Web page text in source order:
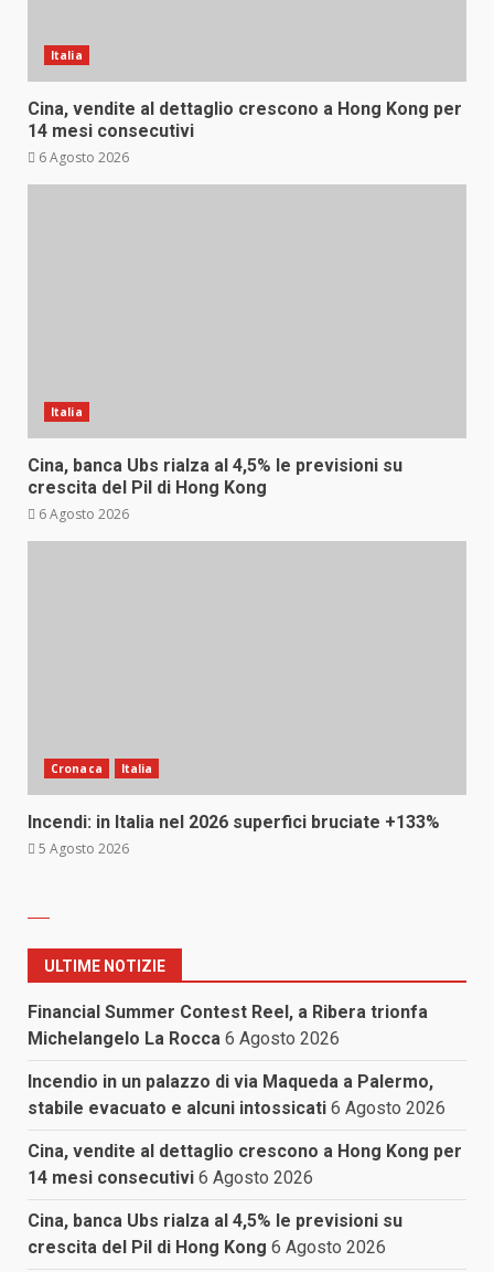
Italia
Cina, vendite al dettaglio crescono a Hong Kong per
14 mesi consecutivi
6 Agosto 2026
Italia
Cina, banca Ubs rialza al 4,5% le previsioni su
crescita del Pil di Hong Kong
6 Agosto 2026
Cronaca Italia
Incendi: in Italia nel 2026 superfici bruciate +133%
5 Agosto 2026
ULTIME NOTIZIE
Financial Summer Contest Reel, a Ribera trionfa
Michelangelo La Rocca 6 Agosto 2026
Incendio in un palazzo di via Maqueda a Palermo,
stabile evacuato e alcuni intossicati 6 Agosto 2026
Cina, vendite al dettaglio crescono a Hong Kong per
14 mesi consecutivi 6 Agosto 2026
Cina, banca Ubs rialza al 4,5% le previsioni su
crescita del Pil di Hong Kong 6 Agosto 2026